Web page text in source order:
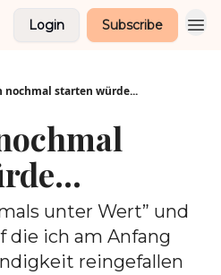
Login Subscribe
nochmal starten würde...
unter Wert” und
die ich am Anfang
reingefallen